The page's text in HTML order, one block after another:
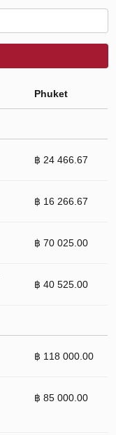
Phuket
฿ 24 466.67
฿ 16 266.67
฿ 70 025.00
฿ 40 525.00
฿ 118 000.00
฿ 85 000.00